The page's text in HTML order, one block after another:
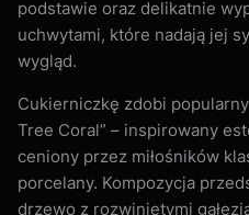
podstawie oraz delikatnie
uchwytami, które nadają jej
wygląd.
Cukierniczkę zdobi
Tree Coral” – inspirowany
ceniony przez miłośników
porcelany. Kompozycja
drzewo z rozwiniętymi